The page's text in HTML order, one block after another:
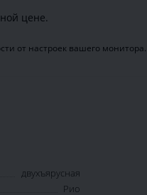
цене.
от настроек вашего монитора.
двухъярусная
Рио